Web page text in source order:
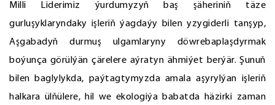
Milli Liderimiz ýurdumyzyň baş şäheriniň täze
gurluşyklaryndaky işleriň ýagdaýy bilen yzygiderli tanşyp,
Aşgabadyň durmuş ulgamlaryny döwrebaplaşdyrmak
boýunça görülýän çärelere aýratyn ähmiýet berýär. Şunuň
bilen baglylykda, paýtagtymyzda amala aşyrylýan işleriň
halkara ülňülere, hil we ekologiýa babatda häzirki zaman